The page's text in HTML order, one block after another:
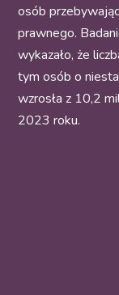
osób
prawnego.
wykazało, że
tym osób o
wzrosła z 10,2
2023 roku.